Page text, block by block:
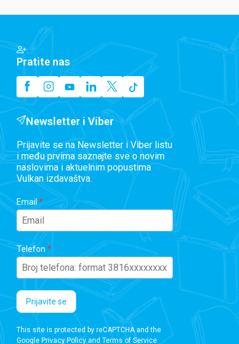
Pratite nas
Newsletter i Viber
Prijavite se na Newsletter i Viber listu
i među prvima saznajte sve o novim
naslovima i aktuelnim popustima
Vulkan izdavaštva.
Email
Telefon
Prijavite se
This site is protected by reCAPTCHA and the
Google Privacy Policyand Terms of Service